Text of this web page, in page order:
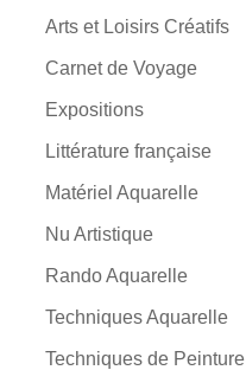
Arts et Loisirs Créatifs
Carnet de Voyage
Expositions
Littérature française
Matériel Aquarelle
Nu Artistique
Rando Aquarelle
Techniques Aquarelle
Techniques de Peinture